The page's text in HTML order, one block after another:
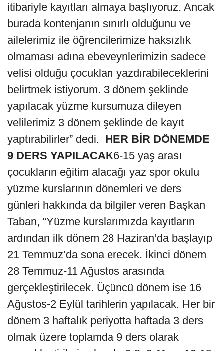
itibariyle kayıtları almaya başlıyoruz. Ancak
burada kontenjanın sınırlı olduğunu ve
ailelerimiz ile öğrencilerimize haksızlık
olmaması adına ebeveynlerimizin sadece
velisi olduğu çocukları yazdırabileceklerini
belirtmek istiyorum. 3 dönem şeklinde
yapılacak yüzme kursumuza dileyen
velilerimiz 3 dönem şeklinde de kayıt
yaptırabilirler” dedi. HER BİR DÖNEMDE
9 DERS YAPILACAK6-15 yaş arası
çocukların eğitim alacağı yaz spor okulu
yüzme kurslarının dönemleri ve ders
günleri hakkında da bilgiler veren Başkan
Taban, “Yüzme kurslarımızda kayıtların
ardından ilk dönem 28 Haziran’da başlayıp
21 Temmuz’da sona erecek. İkinci dönem
28 Temmuz-11 Ağustos arasında
gerçekleştirilecek. Üçüncü dönem ise 16
Ağustos-2 Eylül tarihlerin yapılacak. Her bir
dönem 3 haftalık periyotta haftada 3 ders
olmak üzere toplamda 9 ders olarak